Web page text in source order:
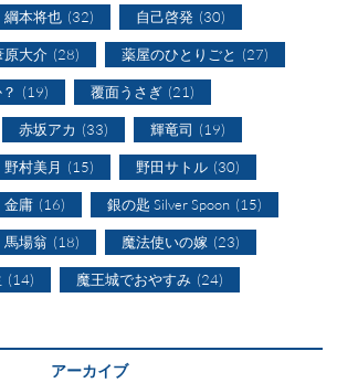
綱本将也 (32) 自己啓発 (30)
原大介 (28) 薬屋のひとりごと (27)
(19) 覆面うさぎ (21)
赤坂アカ (33) 輝竜司 (19)
野村美月 (15) 野田サトル (30)
金庸 (16) 銀の匙 Silver Spoon (15)
馬場翁 (18) 魔法使いの嫁 (23)
(14) 魔王城でおやすみ (24)
アーカイブ